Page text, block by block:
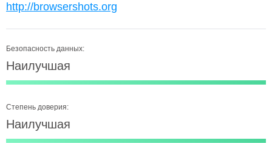
http://browsershots.org
Безопасность данных:
Наилучшая
Степень доверия:
Наилучшая